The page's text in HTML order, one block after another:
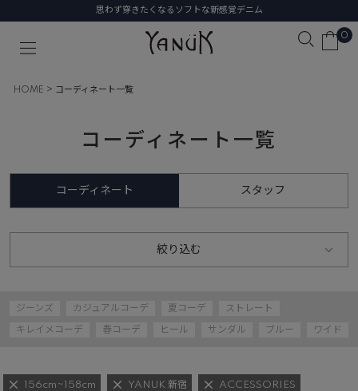
初めての1本に選びたい、名品デニム
0
HOME コーディネート一覧
コーディネート一覧
コーディネート スタッフ
絞り込む
ジーンズ カジュアルコーデ 夏コーデ ストレート
キレイメコーデ 春コーデ ヒール サンダル ブルー ワイド
156cm~158cm YANUK 新宿 ACCESSORIES